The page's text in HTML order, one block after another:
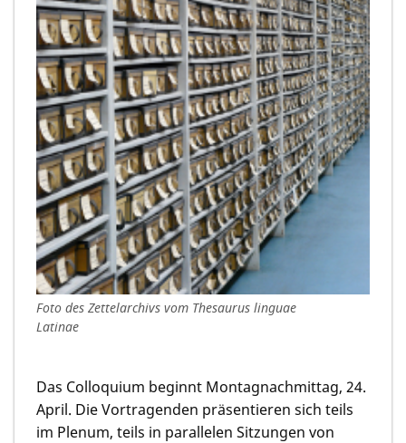
Foto des Zettelarchivs vom Thesaurus linguae
Latinae
Das Colloquium beginnt Montagnachmittag, 24.
April. Die Vortragenden präsentieren sich teils
im Plenum, teils in parallelen Sitzungen von